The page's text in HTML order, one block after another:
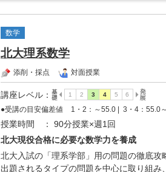
数学
北大理系数学
添削・採点 対面授業
講座レベル ：
●受講の目安偏差値 1・2：～55.0 | 3・4：55.0
授業時間
： 90分授業×週1回
北大現役合格に必要な数学力を養成
北大入試の「理系学部」用の問題の徹底攻
出題されるタイプの問題を中心に取り組み